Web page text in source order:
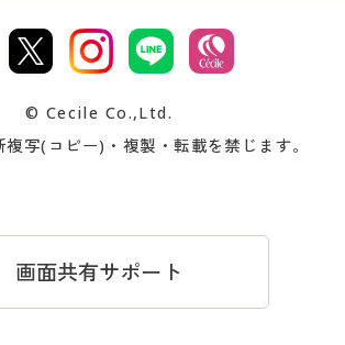
て 会社案内
ーン サイトマップ
お支払は
忘れの場合
© Cecile Co.,Ltd.
写(コピー)・複製・転載を禁じます。
画面共有サポート